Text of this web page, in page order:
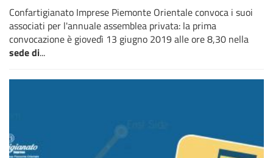
Confartigianato Imprese Piemonte Orientale convoca i suoi
associati per l'annuale assemblea privata: la prima
convocazione è giovedì 13 giugno 2019 alle ore 8,30 nella
sede di...